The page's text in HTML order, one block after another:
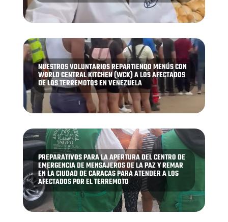
NUESTROS VOLUNTARIOS REPARTIENDO MENÚS CON
WORLD CENTRAL KITCHEN (WCK) A LOS AFECTADOS
DE LOS TERREMOTOS EN VENEZUELA
PREPARATIVOS PARA LA APERTURA DEL CENTRO DE
EMERGENCIA DE MENSAJEROS DE LA PAZ Y REMAR
EN LA CIUDAD DE CARACAS PARA ATENDER A LOS
AFECTADOS POR EL TERREMOTO